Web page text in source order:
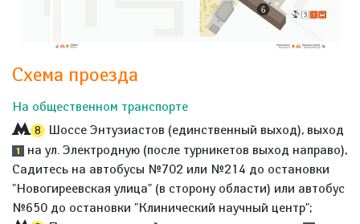
Схема проезда
На общественном транспорте
8 Шоссе Энтузиастов (единственный выход), выход
1
на ул. Электродную (после турникетов выход направо),
Садитесь на автобусы №702 или №214 до остановки
"Новогиреевская улица" (в сторону области) или автобус
№650 до остановки "Клинический научный центр";